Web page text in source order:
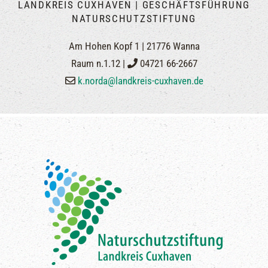
LANDKREIS CUXHAVEN | GESCHÄFTSFÜHRUNG
NATURSCHUTZSTIFTUNG
Am Hohen Kopf 1 | 21776 Wanna
Raum n.1.12 |
04721 66-2667
k.norda@landkreis-cuxhaven.de